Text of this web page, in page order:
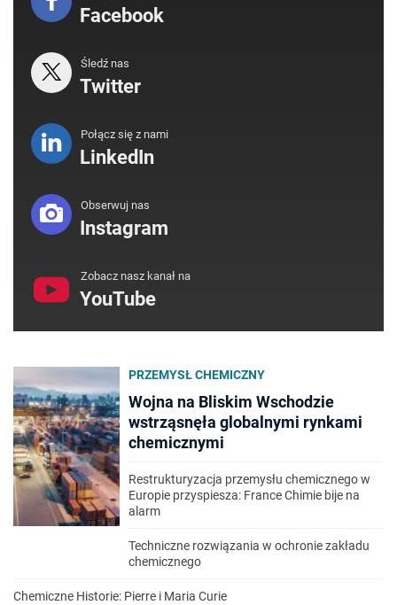
Facebook
Śledź nas
Twitter
Połącz się z nami
LinkedIn
Obserwuj nas
Instagram
Zobacz nasz kanał na
YouTube
PRZEMYSŁ CHEMICZNY
Wojna na Bliskim Wschodzie
wstrząsnęła globalnymi rynkami
chemicznymi
Restrukturyzacja przemysłu chemicznego w
Europie przyspiesza: France Chimie bije na
alarm
Techniczne rozwiązania w ochronie zakładu
chemicznego
Chemiczne Historie: Pierre i Maria Curie